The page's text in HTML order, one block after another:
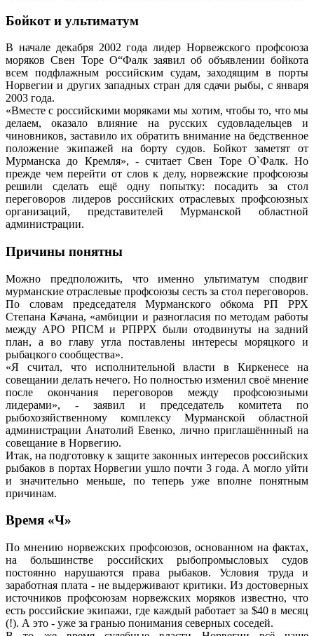
Бойкот и ультиматум
В начале декабря 2002 года лидер Норвежского профсоюза
моряков Свен Торе О“Фалк заявил об объявлении бойкота
всем подфлажным российским судам, заходящим в порты
Норвегии и других западных стран для сдачи рыбы, с января
2003 года.
«Вместе с российскими моряками мы хотим, чтобы то, что мы
делаем, оказало влияние на русских судовладельцев и
чиновников, заставило их обратить внимание на бедственное
положение экипажей на борту судов. Бойкот заметят от
Мурманска до Кремля», - считает Свен Торе О`Фалк. Но
прежде чем перейти от слов к делу, норвежские профсоюзы
решили сделать ещё одну попытку: посадить за стол
переговоров лидеров российских отраслевых профсоюзных
организаций, представителей Мурманской областной
администрации.
Причины понятны
Можно предположить, что именно ультиматум сподвиг
мурманские отраслевые профсоюзы сесть за стол переговоров.
По словам председателя Мурманского обкома РП РРХ
Степана Качана, «амбиции и разногласия по методам работы
между АРО РПСМ и РПРРХ были отодвинуты на задний
план, а во главу угла поставлены интересы моряцкого и
рыбацкого сообщества».
«Я считал, что исполнительной власти в Киркенесе на
совещании делать нечего. Но полностью изменил своё мнение
после окончания переговоров между профсоюзными
лидерами», - заявил и председатель комитета по
рыбохозяйственному комплексу Мурманской областной
администрации Анатолий Евенко, лично приглашённный на
совещание в Норвегию.
Итак, на подготовку к защите законных интересов российских
рыбаков в портах Норвегии ушло почти 3 года. А могло уйти
и значительно меньше, по теперь уже вполне понятным
причинам.
Время «Ч»
По мнению норвежских профсоюзов, основанном на фактах,
на большинстве российских рыбопромысловых судов
постоянно нарушаются права рыбаков. Условия труда и
заработная плата - не выдерживают критики. Из достоверных
источников профсоюзам норвежских моряков известно, что
есть российские экипажи, где каждый работает за $40 в месяц
(!). А это - уже за гранью понимания северных соседей.